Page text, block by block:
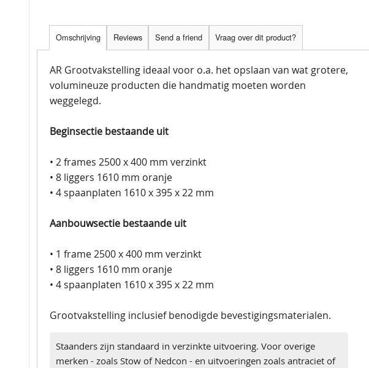
Omschrijving Reviews Send a friend Vraag over dit product?
AR Grootvakstelling ideaal voor o.a. het opslaan van wat grotere,
volumineuze producten die handmatig moeten worden
weggelegd.
Beginsectie bestaande uit
• 2 frames 2500 x 400 mm verzinkt
• 8 liggers 1610 mm oranje
• 4 spaanplaten 1610 x 395 x 22 mm
Aanbouwsectie bestaande uit
• 1 frame 2500 x 400 mm verzinkt
• 8 liggers 1610 mm oranje
• 4 spaanplaten 1610 x 395 x 22 mm
Grootvakstelling inclusief benodigde bevestigingsmaterialen.
Staanders zijn standaard in verzinkte uitvoering. Voor overige
merken - zoals Stow of Nedcon - en uitvoeringen zoals antraciet of